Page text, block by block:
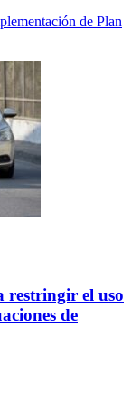
de Plan
restringir el uso
de